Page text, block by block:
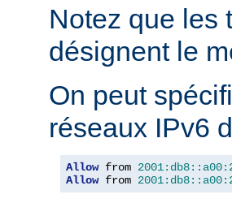
Notez que les
désignent le
On peut
réseaux IPv6
Allow from
Allow from